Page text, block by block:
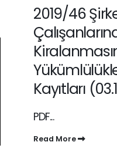
2019/46
Kayıtları
PDF...
Read More